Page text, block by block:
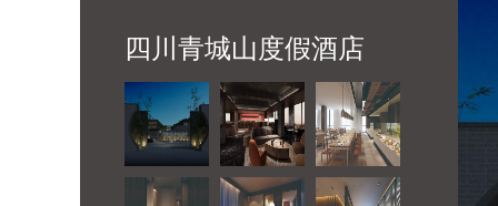
四川青城山度假酒店